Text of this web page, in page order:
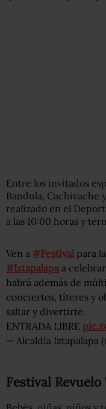
Entre los invitados
Bandula, Cachivache
realizado en el
a las 10:00 horas y
Ven a #Festival para
#Iztapalapa a
habrá además de
conciertos, títeres y
saltar y divertirte.
ENTRADA LIBRE
— Alcaldía Iztapalapa
Festival